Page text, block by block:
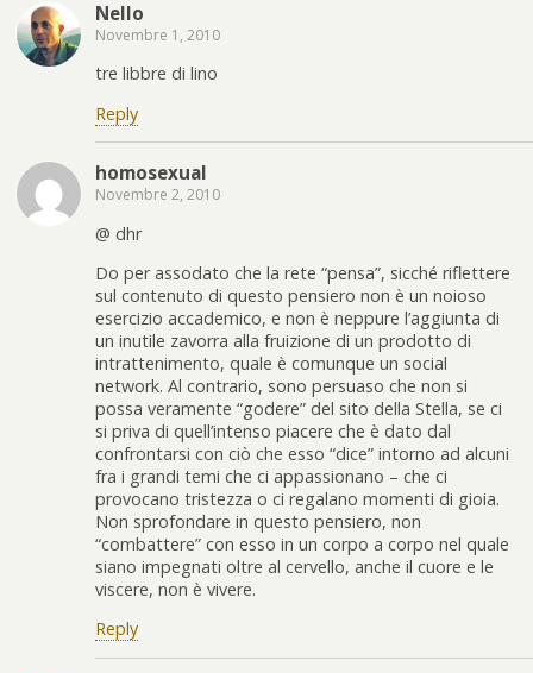
Nello
Novembre 1, 2010
tre libbre di lino
Reply
homosexual
Novembre 2, 2010
@ dhr
Do per assodato che la rete “pensa”, sicché riflettere
sul contenuto di questo pensiero non è un noioso
esercizio accademico, e non è neppure l’aggiunta di
un inutile zavorra alla fruizione di un prodotto di
intrattenimento, quale è comunque un social
network. Al contrario, sono persuaso che non si
possa veramente “godere” del sito della Stella, se ci
si priva di quell’intenso piacere che è dato dal
confrontarsi con ciò che esso “dice” intorno ad alcuni
fra i grandi temi che ci appassionano – che ci
provocano tristezza o ci regalano momenti di gioia.
Non sprofondare in questo pensiero, non
“combattere” con esso in un corpo a corpo nel quale
siano impegnati oltre al cervello, anche il cuore e le
viscere, non è vivere.
Reply